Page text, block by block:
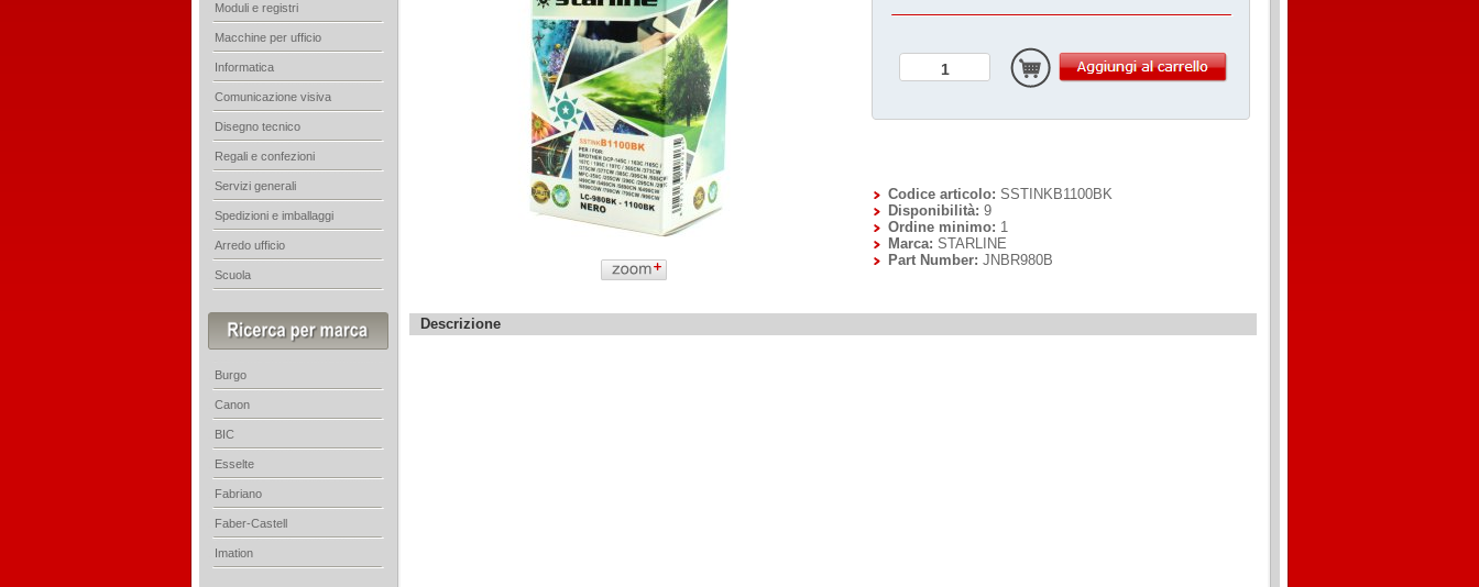
Descrizione
Codice articolo: SSTINKB1100BK
Disponibilità: 9
Ordine minimo: 1
Marca: STARLINE
Part Number: JNBR980B
Moduli e registri
Macchine per ufficio
Informatica
Comunicazione visiva
Disegno tecnico
Regali e confezioni
Servizi generali
Spedizioni e imballaggi
Arredo ufficio
Scuola
Burgo
Canon
BIC
Esselte
Fabriano
Faber-Castell
Imation